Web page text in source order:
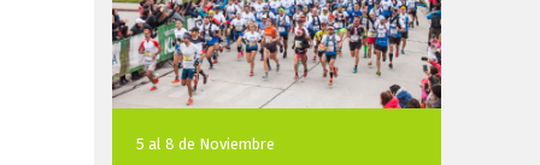
5 al 8 de Noviembre